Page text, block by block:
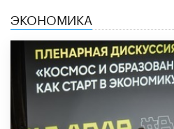
ЭКОНОМИКА